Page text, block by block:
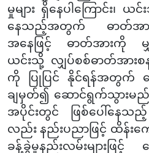
မှုများ ရှိနေပါကြောင်း၊ ယ
နေသည့်အတွက် ဓာတ်အား
အနေဖြင့် ဓာတ်အားကို မျှဝ
ယင်းသို့ လျှပ်စစ်ဓာတ်အားစ
ကို ပြုပြင် နိုင်ရန်အတွက် ရ
ချမှတ်၍ ဆောင်ရွက်သွားမည်
အပိုင်းတွင် ဖြစ်ပေါ်နေသည့်
လည်း နည်းပညာဖြင့် ထိန်းကျေ
ခန့်ခွဲမှုနည်းလမ်းများဖြင့်